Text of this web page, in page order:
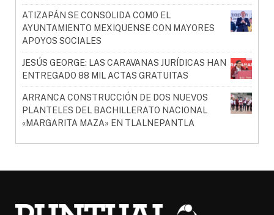
ATIZAPÁN SE CONSOLIDA COMO EL
AYUNTAMIENTO MEXIQUENSE CON MAYORES
APOYOS SOCIALES
JESÚS GEORGE: LAS CARAVANAS JURÍDICAS HAN
ENTREGADO 88 MIL ACTAS GRATUITAS
ARRANCA CONSTRUCCIÓN DE DOS NUEVOS
PLANTELES DEL BACHILLERATO NACIONAL
«MARGARITA MAZA» EN TLALNEPANTLA